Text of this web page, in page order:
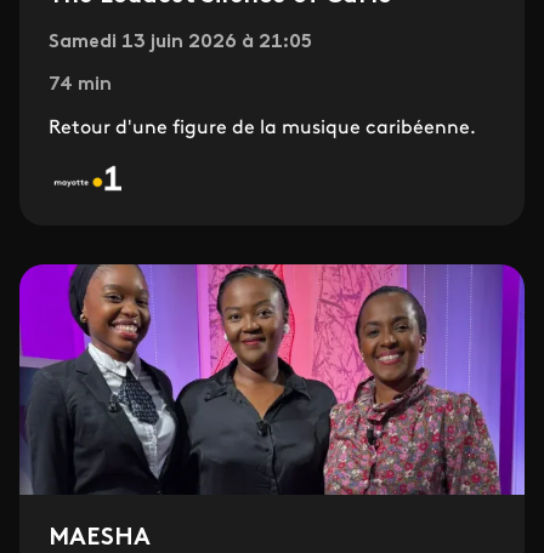
Samedi 13 juin 2026 à 21:05
74 min
Retour d'une figure de la musique caribéenne.
MAESHA